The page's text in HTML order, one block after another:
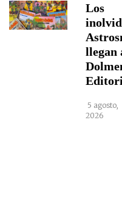
Los
llegan
5 agosto,
2026